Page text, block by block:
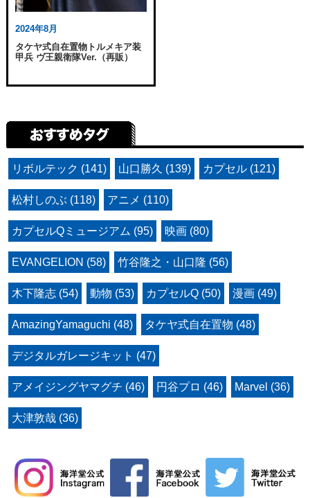
2024年8月
タケヤ式自在置物トルメキア装
甲兵 ヴ王親衛隊Ver.（再販）
リボルテック (141) 山口勝久 (139) カプセル (121)
松村しのぶ (118) アニメ (110)
カプセルQミュージアム (95) 映画 (80)
EVANGELION (58) 竹谷隆之・山口隆 (56)
木下隆志 (54) 動物 (53) カプセルQ (50) 漫画 (49)
AmazingYamaguchi (48) タケヤ式自在置物 (48)
デジタルガレージキット (47)
アメイジングヤマグチ (46) 円谷プロ (46) Marvel (36)
大津敦哉 (36)